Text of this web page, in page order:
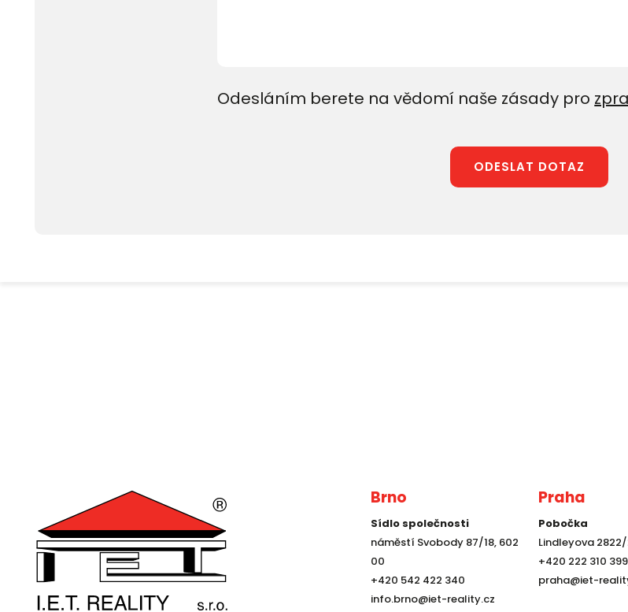
Odesláním berete na vědomí naše zásady pro
ODESLAT DOTAZ
Brno
Sídlo společnosti
náměstí Svobody 87/18, 602
00
+420 542 422 340
info.brno@iet-reality.cz
Praha
Pobočka
Lindleyova 2822/
+420 222 310 399
praha@iet-